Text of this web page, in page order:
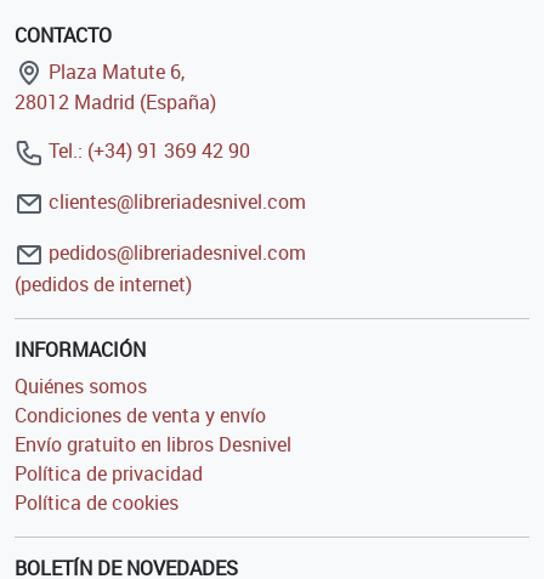
CONTACTO
Plaza Matute 6,
28012 Madrid (España)
Tel.: (+34) 91 369 42 90
clientes@libreriadesnivel.com
pedidos@libreriadesnivel.com
(pedidos de internet)
INFORMACIÓN
Quiénes somos
Condiciones de venta y envío
Envío gratuito en libros Desnivel
Política de privacidad
Política de cookies
BOLETÍN DE NOVEDADES